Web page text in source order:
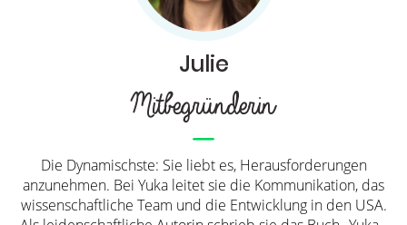
Julie
Mitbegründerin
Die Dynamischste: Sie liebt es, Herausforderungen
anzunehmen. Bei Yuka leitet sie die Kommunikation, das
wissenschaftliche Team und die Entwicklung in den USA.